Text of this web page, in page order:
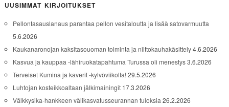
UUSIMMAT KIRJOITUKSET
Pellontasauslanaus parantaa pellon vesitaloutta ja lisää satovarmuutta
5.6.2026
Kaukanaronojan kaksitasouoman toiminta ja niittokauhakäsittely4.6.2026
Kasvua ja kauppaa -lähiruokatapahtuma Turussa oli menestys3.6.2026
Terveiset Kumina ja kaverit -kylvöviikolta!29.5.2026
Luhtojan kosteikkoaltaan jälkimainingit 17.3.2026
Välkkysika-hankkeen välikasvatusseurannan tuloksia 26.2.2026